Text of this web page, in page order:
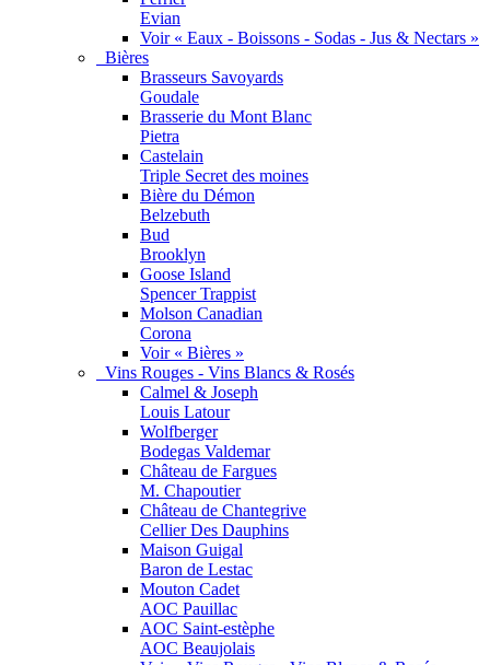
Evian
Voir « Eaux - Boissons - Sodas - Jus & Nectars »
Bières
Brasseurs Savoyards
Goudale
Brasserie du Mont Blanc
Pietra
Castelain
Triple Secret des moines
Bière du Démon
Belzebuth
Bud
Brooklyn
Goose Island
Spencer Trappist
Molson Canadian
Corona
Voir « Bières »
Vins Rouges - Vins Blancs & Rosés
Calmel & Joseph
Louis Latour
Wolfberger
Bodegas Valdemar
Château de Fargues
M. Chapoutier
Château de Chantegrive
Cellier Des Dauphins
Maison Guigal
Baron de Lestac
Mouton Cadet
AOC Pauillac
AOC Saint-estèphe
AOC Beaujolais